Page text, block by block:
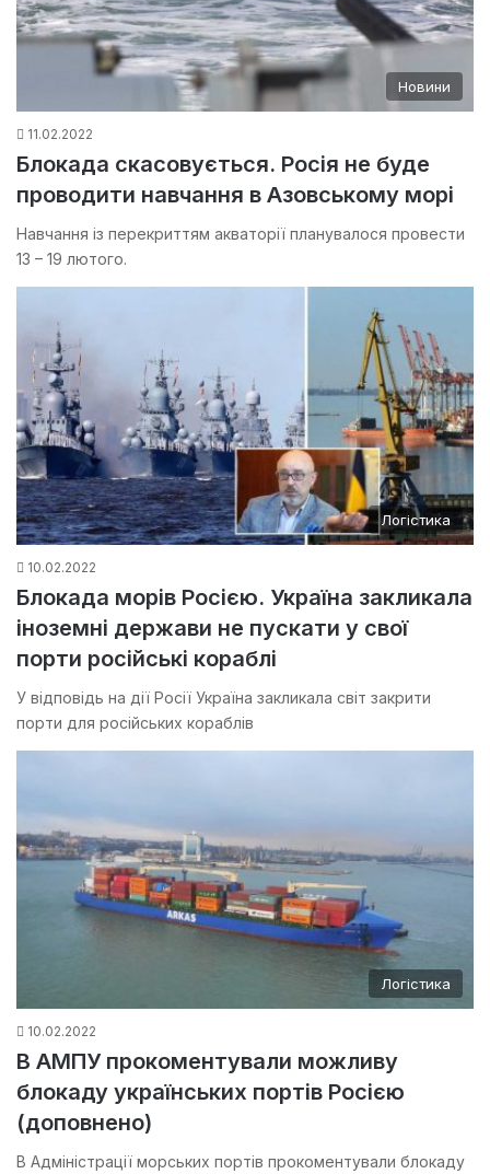
Новини
11.02.2022
Блокада скасовується. Росія не буде
проводити навчання в Азовському морі
Навчання із перекриттям акваторії планувалося провести
13 – 19 лютого.
Логістика
10.02.2022
Блокада морів Росією. Україна закликала
іноземні держави не пускати у свої
порти російські кораблі
У відповідь на дії Росії Україна закликала світ закрити
порти для російських кораблів
Логістика
10.02.2022
В АМПУ прокоментували можливу
блокаду українських портів Росією
(доповнено)
В Адміністрації морських портів прокоментували блокаду